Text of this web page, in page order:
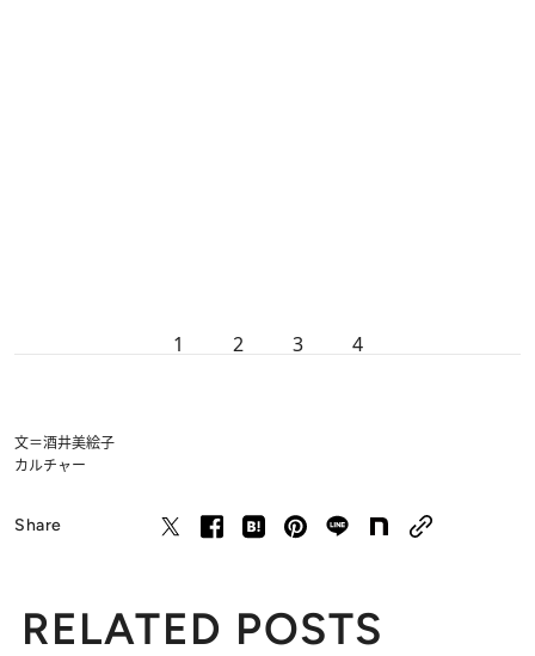
1 2 3 4
文＝酒井美絵子
カルチャー
Share
RELATED POSTS